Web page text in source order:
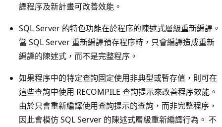
譯程序及新計畫可改善效能。
SQL Server 的特色功能在於程序的陳述式層級重新編譯。
當 SQL Server 重新編譯預存程序時，只會編譯造成重新
編譯的陳述式，而不是完整程序。
如果程序中的特定查詢固定使用非典型或暫存值，則可在
這些查詢中使用 RECOMPILE 查詢提示來改善程序效能。
由於只會重新編譯使用查詢提示的查詢，而非完整程序，
因此會模仿 SQL Server 的陳述式層級重新編譯行為。 不